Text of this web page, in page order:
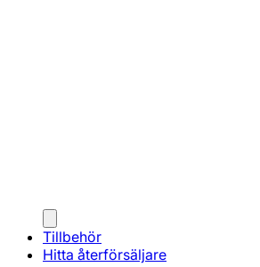
Tillbehör
Hitta återförsäljare